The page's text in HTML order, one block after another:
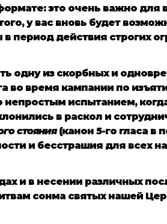
это очень важно для
у вас вновь будет
период действия строгих
одну из скорбных и
во время кампании по
испытанием,
в раскол и
стояния(канон 5-го гласа в
и бесстрашия для всех
и в несении различных
сонма святых нашей